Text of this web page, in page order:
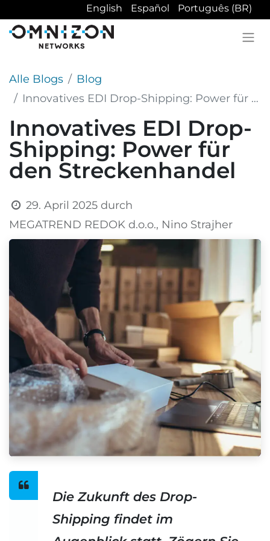
English Español Português (BR)
Alle Blogs
Blog
Innovatives EDI Drop-Shipping: Power für den Streckenhandel
Innovatives EDI Drop-
Shipping: Power für
den Streckenhandel
29. April 2025 durch
MEGATREND REDOK d.o.o., Nino Strajher
Die Zukunft des Drop-
Shipping findet im